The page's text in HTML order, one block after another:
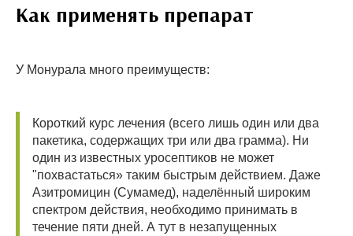
Как применять препарат
У Монурала много преимуществ:
Короткий курс лечения (всего лишь один или два
пакетика, содержащих три или два грамма). Ни
один из известных уросептиков не может
"похвастаться» таким быстрым действием. Даже
Азитромицин (Сумамед), наделённый широким
спектром действия, необходимо принимать в
течение пяти дней. А тут в незапущенных